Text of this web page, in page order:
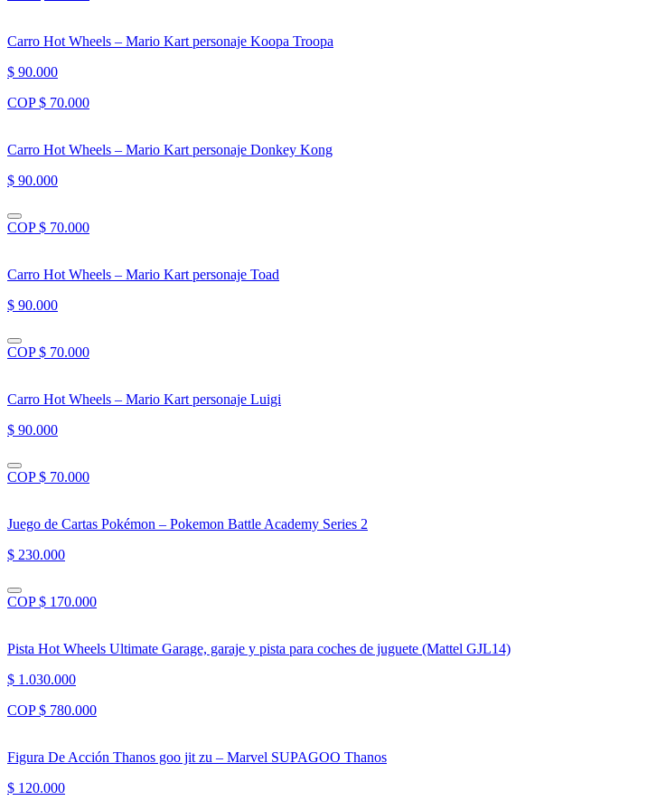
Carro Hot Wheels – Mario Kart personaje Koopa Troopa
$ 90.000
COP $ 70.000
Carro Hot Wheels – Mario Kart personaje Donkey Kong
$ 90.000
COP $ 70.000
Carro Hot Wheels – Mario Kart personaje Toad
$ 90.000
COP $ 70.000
Carro Hot Wheels – Mario Kart personaje Luigi
$ 90.000
COP $ 70.000
Juego de Cartas Pokémon – Pokemon Battle Academy Series 2
$ 230.000
COP $ 170.000
Pista Hot Wheels Ultimate Garage, garaje y pista para coches de juguete (Mattel GJL14)
$ 1.030.000
COP $ 780.000
Figura De Acción Thanos goo jit zu – Marvel SUPAGOO Thanos
$ 120.000